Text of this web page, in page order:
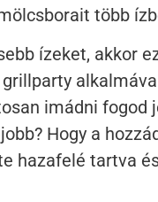
több
ízeket, akkor
imádni fogod
Hogy a
hazafelé tartva